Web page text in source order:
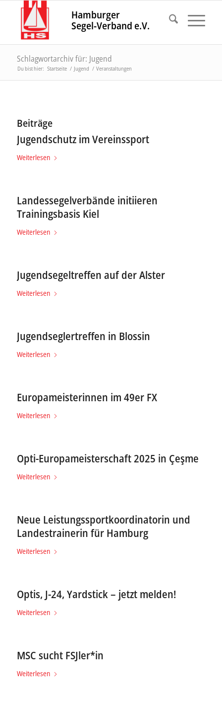
Hamburger
Segel-Verband e.V.
Schlagwortarchiv für: Jugend
Du bist hier: Startseite / Jugend / Veranstaltungen
Beiträge
Jugendschutz im Vereinssport
Weiterlesen
Landessegelverbände initiieren
Trainingsbasis Kiel
Weiterlesen
Jugendsegeltreffen auf der Alster
Weiterlesen
Jugendseglertreffen in Blossin
Weiterlesen
Europameisterinnen im 49er FX
Weiterlesen
Opti-Europameisterschaft 2025 in Çeşme
Weiterlesen
Neue Leistungssportkoordinatorin und
Landestrainerin für Hamburg
Weiterlesen
Optis, J-24, Yardstick – jetzt melden!
Weiterlesen
MSC sucht FSJler*in
Weiterlesen